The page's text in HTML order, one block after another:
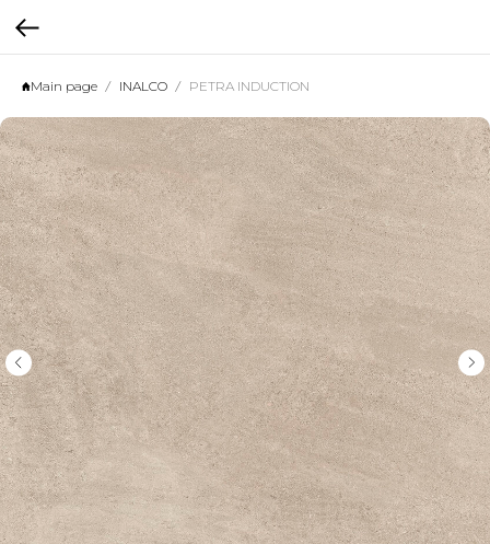
Main page INALCO PETRA INDUCTION